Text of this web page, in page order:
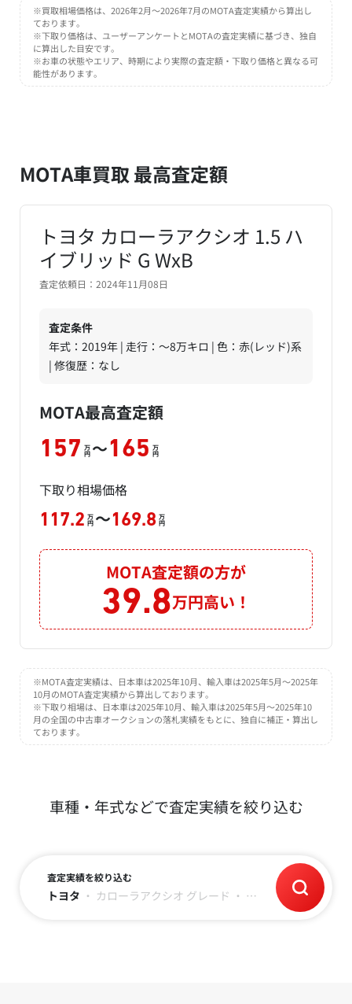
※買取相場価格は、2026年2月～2026年7月のMOTA査定実績から算出し
ております。
※下取り価格は、ユーザーアンケートとMOTAの査定実績に基づき、独自
に算出した目安です。
※お車の状態やエリア、時期により実際の査定額・下取り価格と異なる可
能性があります。
MOTA車買取 最高査定額
トヨタ カローラアクシオ 1.5 ハ
イブリッド G WxB
査定依頼日：2024年11月08日
査定条件
年式：2019年 | 走行：～8万キロ | 色：赤(レッド)系
| 修復歴：なし
MOTA最高査定額
157 万
円 ～165 万
円
下取り相場価格
117.2 万
円 ～169.8 万
円
MOTA査定額の方が
39.8万円高い！
※MOTA査定実績は、日本車は2025年10月、輸入車は2025年5月～2025年
10月のMOTA査定実績から算出しております。
※下取り相場は、日本車は2025年10月、輸入車は2025年5月～2025年10
月の全国の中古車オークションの落札実績をもとに、独自に補正・算出し
ております。
車種・年式などで査定実績を絞り込む
査定実績を絞り込む
トヨタ ・ カローラアクシオ グレード ・ 年式 ・ 走行距離